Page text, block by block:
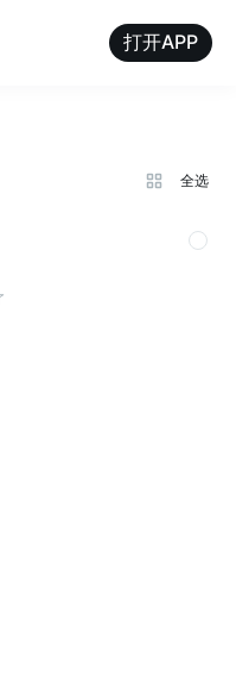
打开APP
全选